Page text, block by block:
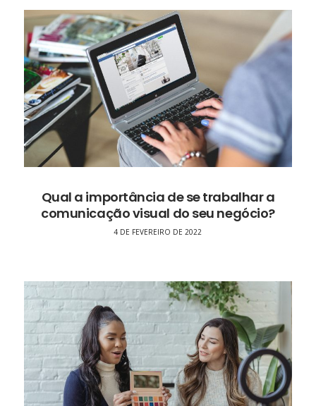
Qual a importância de se trabalhar a
comunicação visual do seu negócio?
4 DE FEVEREIRO DE 2022